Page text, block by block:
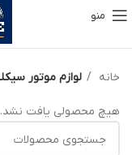
منو
خانه لوازم موتور
هیچ محصولی یافت نشد.